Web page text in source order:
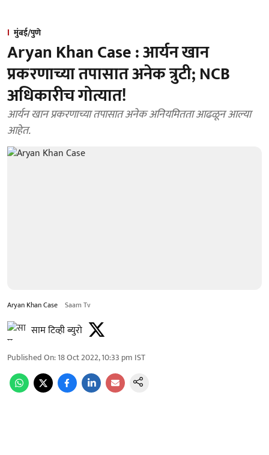
मुंबई/पुणे
Aryan Khan Case : आर्यन खान
प्रकरणाच्या तपासात अनेक त्रुटी; NCB
अधिकारीच गोत्यात!
आर्यन खान प्रकरणाच्या तपासात अनेक अनियमितता आढळून आल्या
आहेत.
Aryan Khan Case Saam Tv
साम टिव्ही ब्युरो
Published On:18 Oct 2022, 10:33 pm IST